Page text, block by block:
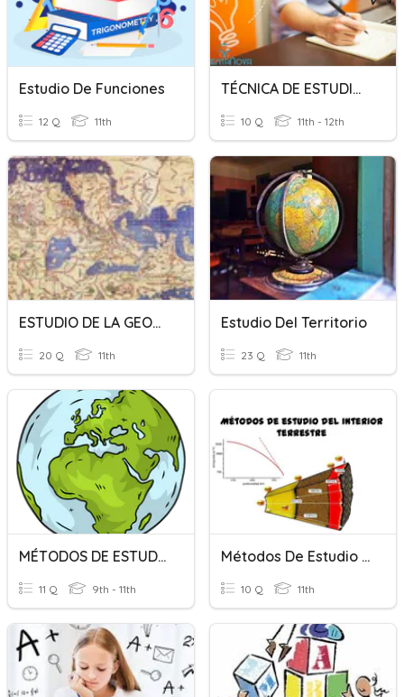
Estudio De Funciones
12 Q 11th
TÉCNICA DE ESTUDIO-SUBRAYADO
10 Q 11th - 12th
ESTUDIO DE LA GEOGRAFÍA
20 Q 11th
Estudio Del Territorio
23 Q 11th
MÉTODOS DE ESTUDIO (interior Tierra)
11 Q 9th - 11th
Métodos De Estudio De La Tierra
10 Q 11th